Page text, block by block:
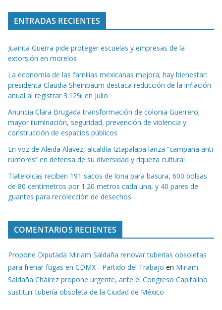
ENTRADAS RECIENTES
Juanita Guerra pide proteger escuelas y empresas de la
extorsión en morelos
La economía de las familias mexicanas mejora; hay bienestar:
presidenta Claudia Sheinbaum destaca reducción de la inflación
anual al registrar 3.12% en julio
Anuncia Clara Brugada transformación de colonia Guerrero;
mayor iluminación, seguridad, prevención de violencia y
construcción de espacios públicos
En voz de Aleida Alavez, alcaldía Iztapalapa lanza “campaña anti
rumores” en defensa de su diversidad y riqueza cultural
Tlatelolcas reciben 191 sacos de lona para basura, 600 bolsas
de 80 centímetros por 1.20 metros cada una, y 40 pares de
guantes para recolección de desechos
COMENTARIOS RECIENTES
Propone Diputada Miriam Saldaña renovar tuberías obsoletas
para frenar fugas en CDMX - Partido del Trabajo en Miriam
Saldaña Cháirez propone urgente, ante el Congreso Capitalino
sustituir tubería obsoleta de la Ciudad de México